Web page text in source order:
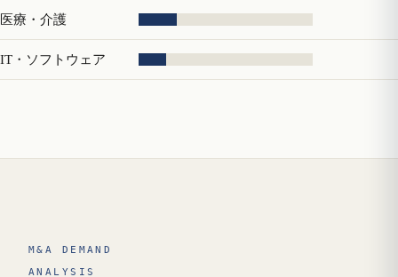
医療・介護
IT・ソフトウェア
M&A DEMAND
ANALYSIS